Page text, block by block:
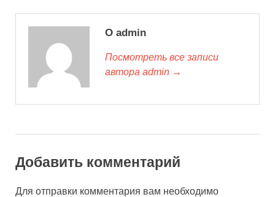
О admin
Посмотреть все записи
автора admin →
Добавить комментарий
Для отправки комментария вам необходимо